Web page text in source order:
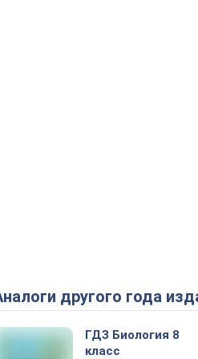
Аналоги другого года
ГДЗ Биология 8
класс